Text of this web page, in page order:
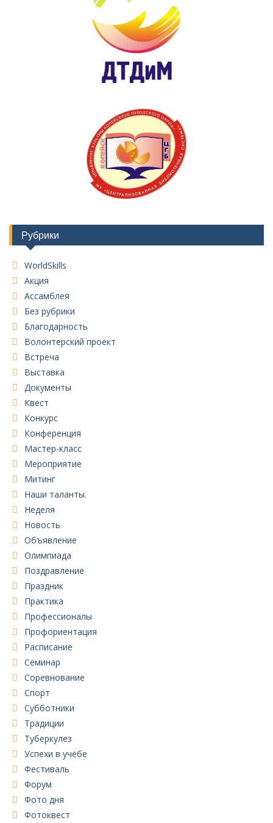
Рубрики
WorldSkills
Акция
Ассамблея
Без рубрики
Благодарность
Волонтерский проект
Встреча
Выставка
Документы
Квест
Конкурс
Конференция
Мастер-класс
Мероприятие
Митинг
Наши таланты.
Неделя
Новость
Объявление
Олимпиада
Поздравление
Праздник
Практика
Профессионалы
Профориентация
Расписание
Семинар
Соревнование
Спорт
Субботники
Традиции
Туберкулез
Успехи в учёбе
Фестиваль
Форум
Фото дня
Фотоквест